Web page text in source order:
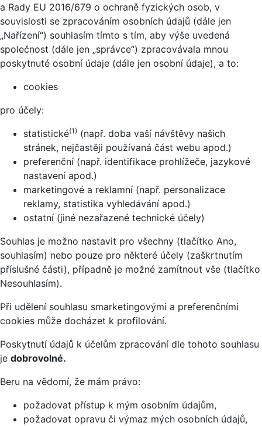
a Rady EU 2016/679 o ochraně fyzických osob, v
souvislosti se zpracováním osobních údajů (dále jen
„Nařízení“) souhlasím tímto s tím, aby výše uvedená
společnost (dále jen „správce“) zpracovávala mnou
poskytnuté osobní údaje (dále jen osobní údaje), a to:
cookies
pro účely:
statistické(1) (např. doba vaší návštěvy našich
stránek, nejčastěji používaná část webu apod.)
preferenční (např. identifikace prohlížeče, jazykové
nastavení apod.)
marketingové a reklamní (např. personalizace
reklamy, statistika vyhledávání apod.)
ostatní (jiné nezařazené technické účely)
Souhlas je možno nastavit pro všechny (tlačítko Ano,
souhlasím) nebo pouze pro některé účely (zaškrtnutím
příslušné části), případně je možné zamítnout vše (tlačítko
Nesouhlasím).
Při udělení souhlasu smarketingovými a preferenčními
cookies může docházet k profilování.
Poskytnutí údajů k účelům zpracování dle tohoto souhlasu
je dobrovolné.
Beru na vědomí, že mám právo:
požadovat přístup k mým osobním údajům,
požadovat opravu či výmaz mých osobních údajů,